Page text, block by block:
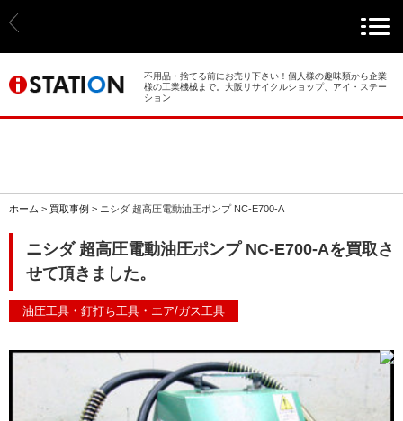
不用品・捨てる前にお売り下さい！個人様の趣味類から企業
様の工業機械まで。大阪リサイクルショップ、アイ・ステー
ション
ホーム > 買取事例 > ニシダ 超高圧電動油圧ポンプ NC-E700-A
ニシダ 超高圧電動油圧ポンプ NC-E700-Aを買取さ
せて頂きました。
油圧工具・釘打ち工具・エア/ガス工具
> 出張買取
> 発送買取
> よくあるご質問
> 遺品整理
> 工場閉鎖に伴う一括整理